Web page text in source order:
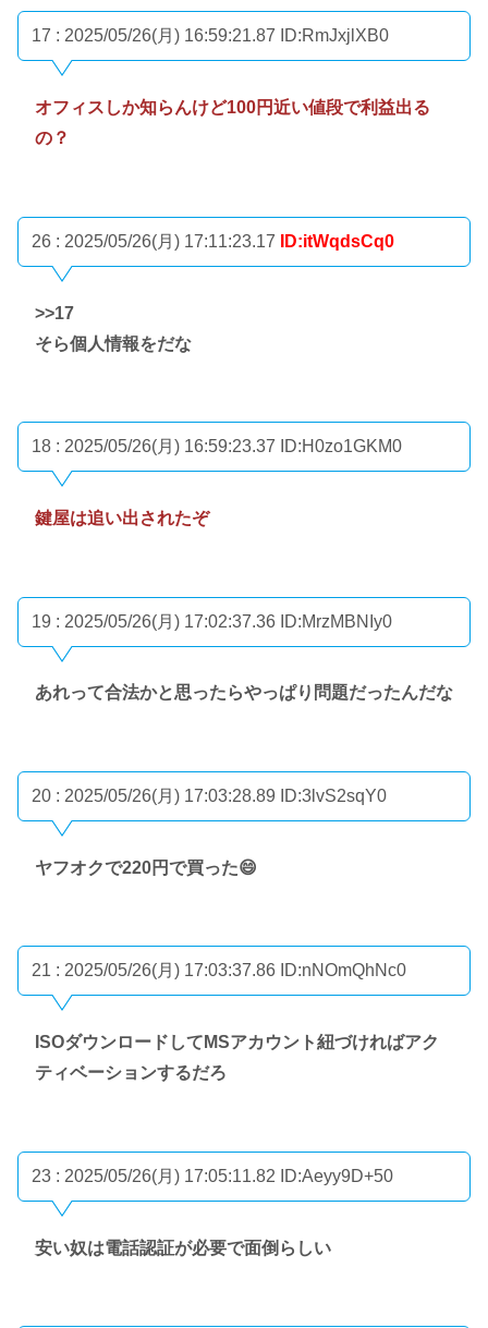
17 : 2025/05/26(月) 16:59:21.87 ID:RmJxjlXB0
オフィスしか知らんけど100円近い値段で利益出る
の？
26 : 2025/05/26(月) 17:11:23.17 ID:itWqdsCq0
>>17
そら個人情報をだな
18 : 2025/05/26(月) 16:59:23.37 ID:H0zo1GKM0
鍵屋は追い出されたぞ
19 : 2025/05/26(月) 17:02:37.36 ID:MrzMBNIy0
あれって合法かと思ったらやっぱり問題だったんだな
20 : 2025/05/26(月) 17:03:28.89 ID:3lvS2sqY0
ヤフオクで220円で買った😄
21 : 2025/05/26(月) 17:03:37.86 ID:nNOmQhNc0
ISOダウンロードしてMSアカウント紐づければアク
ティベーションするだろ
23 : 2025/05/26(月) 17:05:11.82 ID:Aeyy9D+50
安い奴は電話認証が必要で面倒らしい